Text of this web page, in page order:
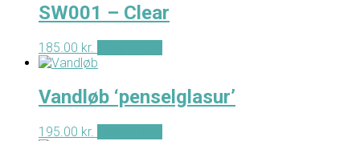
SW001 – Clear
185.00 kr.
Vandløb ‘penselglasur’
195.00 kr.